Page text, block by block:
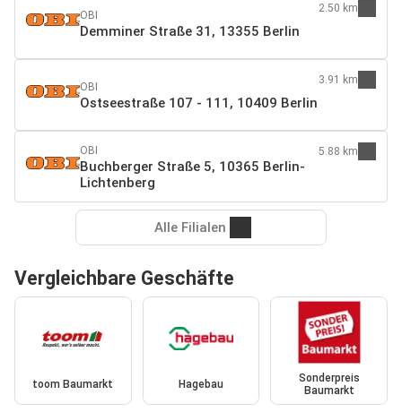
OBI
Demminer Straße 31, 13355 Berlin
2.50 km
OBI
Ostseestraße 107 - 111, 10409 Berlin
3.91 km
OBI
Buchberger Straße 5, 10365 Berlin-
Lichtenberg
5.88 km
Alle Filialen
Vergleichbare Geschäfte
toom Baumarkt Hagebau
Sonderpreis
Baumarkt